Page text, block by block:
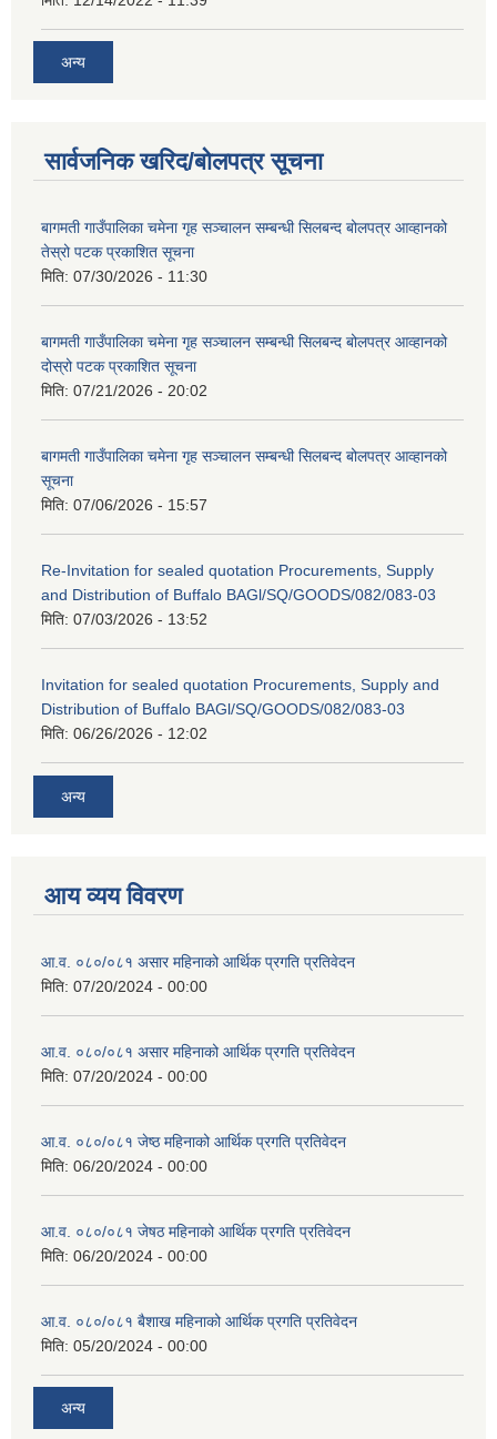
अन्य
सार्वजनिक खरिद/बोलपत्र सूचना
बागमती गाउँपालिका चमेना गृह सञ्चालन सम्बन्धी सिलबन्द बोलपत्र आव्हानको
तेस्रो पटक प्रकाशित सूचना
मिति: 07/30/2026 - 11:30
बागमती गाउँपालिका चमेना गृह सञ्चालन सम्बन्धी सिलबन्द बोलपत्र आव्हानको
दोस्रो पटक प्रकाशित सूचना
मिति: 07/21/2026 - 20:02
बागमती गाउँपालिका चमेना गृह सञ्चालन सम्बन्धी सिलबन्द बोलपत्र आव्हानको
सूचना
मिति: 07/06/2026 - 15:57
Re-Invitation for sealed quotation Procurements, Supply
and Distribution of Buffalo BAGl/SQ/GOODS/082/083-03
मिति: 07/03/2026 - 13:52
Invitation for sealed quotation Procurements, Supply and
Distribution of Buffalo BAGl/SQ/GOODS/082/083-03
मिति: 06/26/2026 - 12:02
अन्य
आय व्यय विवरण
आ.व. ०८०/०८१ असार महिनाको आर्थिक प्रगति प्रतिवेदन
मिति: 07/20/2024 - 00:00
आ.व. ०८०/०८१ असार महिनाको आर्थिक प्रगति प्रतिवेदन
मिति: 07/20/2024 - 00:00
आ.व. ०८०/०८१ जेष्ठ महिनाको आर्थिक प्रगति प्रतिवेदन
मिति: 06/20/2024 - 00:00
आ.व. ०८०/०८१ जेषठ महिनाको आर्थिक प्रगति प्रतिवेदन
मिति: 06/20/2024 - 00:00
आ.व. ०८०/०८१ बैशाख महिनाको आर्थिक प्रगति प्रतिवेदन
मिति: 05/20/2024 - 00:00
अन्य